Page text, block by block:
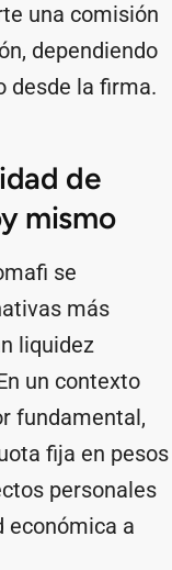
una comisión
dependiendo
desde la firma.
de
mismo
se
más
liquidez
un contexto
fundamental,
fija en pesos
personales
económica a